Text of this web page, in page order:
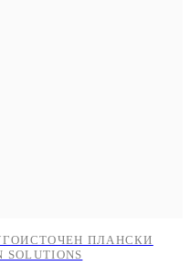
ПЛАНСКИ